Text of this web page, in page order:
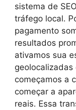
sistema de
tráfego local.
pagamento
resultados
ativamos sua
começamos a
começar a
reais. Essa